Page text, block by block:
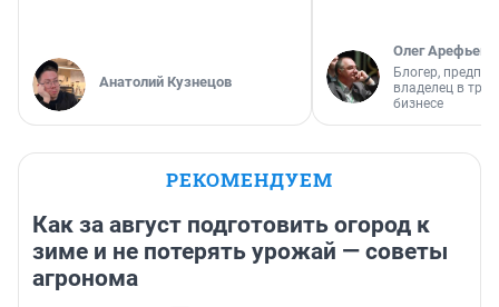
Анатолий Кузнецов
Олег Арефьев
Блогер,
владелец в
бизнесе
РЕКОМЕНДУЕМ
Как за август подготовить огород к
зиме и не потерять урожай — советы
агронома